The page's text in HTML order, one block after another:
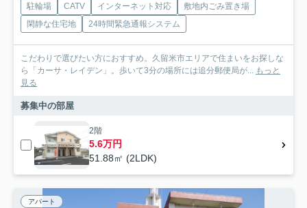
駐輪場 CATV インターネット対応
敷地内ごみ置き場
閑静な住宅地
24時間緊急通報システム
こだわりで選びたい方におすすめ。久留米市エリアで住まいをお探しな
ら「カーサ・レイデン」。歩いて3分の場所には追分郵便局が... もっと
見る
募集中の部屋
2階
5.6万円
51.88㎡ (2LDK)
アパート